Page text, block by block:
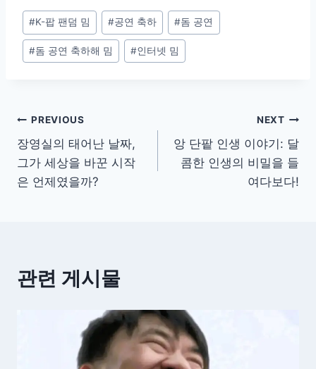
Post
Tags:
#K-팝 팬덤 밈 #공연 축하 #돔 공연
#돔 공연 축하해 밈 #인터넷 밈
Post
navigation
PREVIOUS
장영실의 태어난 날짜,
그가 세상을 바꾼 시작
은 언제였을까?
NEXT
앙 단팥 인생 이야기: 달
콤한 인생의 비밀을 들
여다보다!
관련 게시물